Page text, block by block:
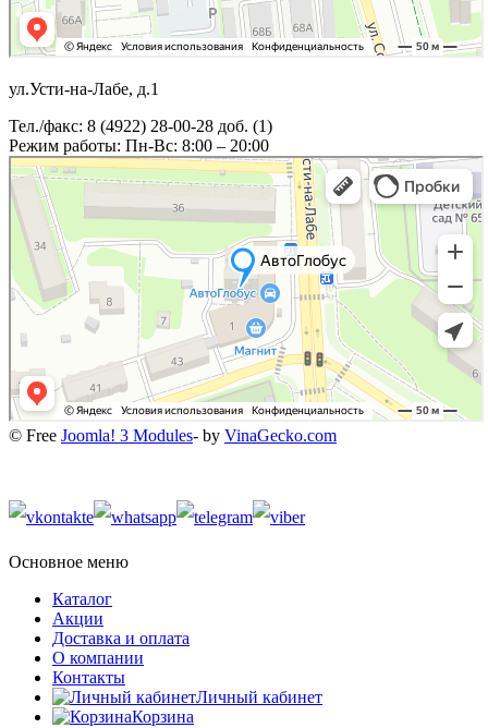
ул.Усти-на-Лабе, д.1
Тел./факс: 8 (4922) 28-00-28 доб. (1)
Режим работы: Пн-Вс: 8:00 – 20:00
© Free Joomla! 3 Modules- by VinaGecko.com
Основное меню
Каталог
Акции
Доставка и оплата
О компании
Контакты
Личный кабинет
Корзина